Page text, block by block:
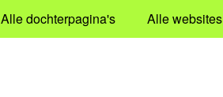
Alle dochterpagina's Alle websites